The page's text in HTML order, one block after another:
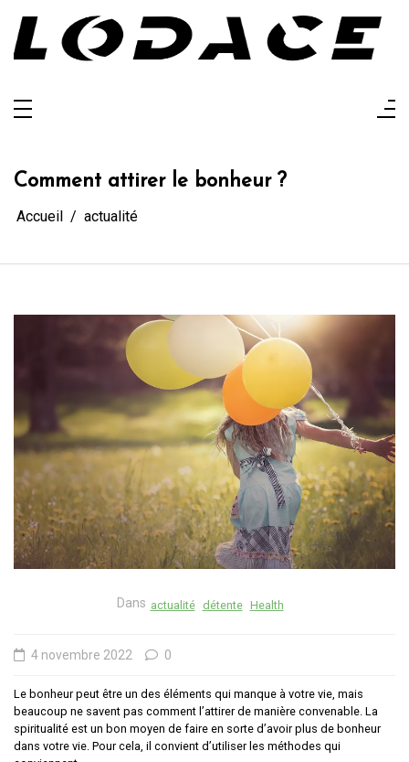
contenu
Lodace
Comment attirer le bonheur ?
Accueil actualité
Dans actualité détente Health
4 novembre 2022 0
Le bonheur peut être un des éléments qui manque à votre vie, mais
beaucoup ne savent pas comment l’attirer de manière convenable. La
spiritualité est un bon moyen de faire en sorte d’avoir plus de bonheur
dans votre vie. Pour cela, il convient d’utiliser les méthodes qui